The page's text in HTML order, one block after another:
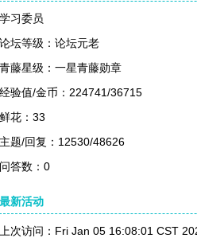
学习委员
论坛等级：论坛元老
青藤星级：一星青藤勋章
经验值/金币：224741/36715
鲜花：33
主题/回复：12530/48626
问答数：0
最新活动
上次访问：Fri Jan 05 16:08:01 CST